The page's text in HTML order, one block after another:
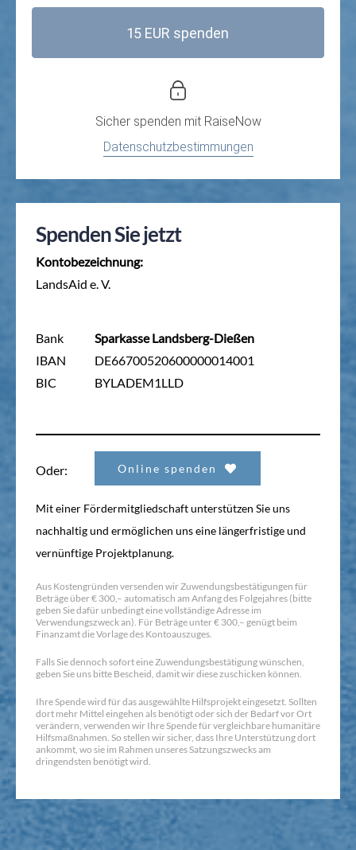
15 EUR spenden
Sicher spenden mit RaiseNow
Datenschutzbestimmungen
Spenden Sie jetzt
Kontobezeichnung:
LandsAid e. V.
Bank
IBAN
BIC
Sparkasse Landsberg-Dießen
DE66700520600000014001
BYLADEM1LLD
Oder: Online spenden
Mit einer Fördermitgliedschaft unterstützen Sie uns
nachhaltig und ermöglichen uns eine längerfristige und
vernünftige Projektplanung.
Aus Kostengründen versenden wir Zuwendungsbestätigungen für
Beträge über € 300,– automatisch am Anfang des Folgejahres (bitte
geben Sie dafür unbedingt eine vollständige Adresse im
Verwendungszweck an). Für Beträge unter € 300,– genügt beim
Finanzamt die Vorlage des Kontoauszuges.
Falls Sie dennoch sofort eine Zuwendungsbestätigung wünschen,
geben Sie uns bitte Bescheid, damit wir diese zuschicken können.
Ihre Spende wird für das ausgewählte Hilfsprojekt eingesetzt. Sollten
dort mehr Mittel eingehen als benötigt oder sich der Bedarf vor Ort
verändern, verwenden wir Ihre Spende für vergleichbare humanitäre
Hilfsmaßnahmen. So stellen wir sicher, dass Ihre Unterstützung dort
ankommt, wo sie im Rahmen unseres Satzungszwecks am
dringendsten benötigt wird.